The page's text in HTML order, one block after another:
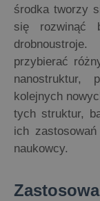
środka tworzy
się rozwinąć
przybierać
nanostruktur,
kolejnych
tych struktur,
ich
naukowcy.